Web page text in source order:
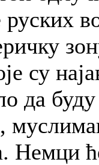
су
да
Немци